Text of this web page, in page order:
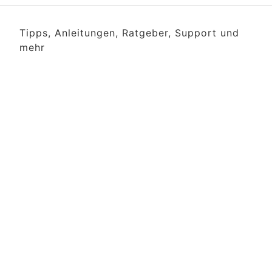
Tipps, Anleitungen, Ratgeber, Support und
mehr